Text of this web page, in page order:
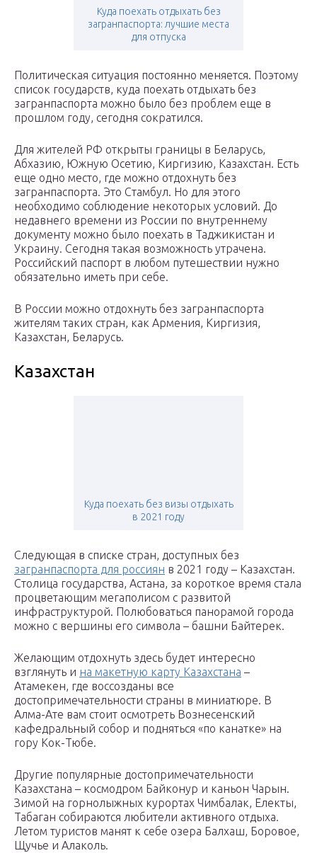
Куда поехать отдыхать без
загранпаспорта: лучшие места
для отпуска
Политическая ситуация постоянно меняется. Поэтому
список государств, куда поехать отдыхать без
загранпаспорта можно было без проблем еще в
прошлом году, сегодня сократился.
Для жителей РФ открыты границы в Беларусь,
Абхазию, Южную Осетию, Киргизию, Казахстан. Есть
еще одно место, где можно отдохнуть без
загранпаспорта. Это Стамбул. Но для этого
необходимо соблюдение некоторых условий. До
недавнего времени из России по внутреннему
документу можно было поехать в Таджикистан и
Украину. Сегодня такая возможность утрачена.
Российский паспорт в любом путешествии нужно
обязательно иметь при себе.
В России можно отдохнуть без загранпаспорта
жителям таких стран, как Армения, Киргизия,
Казахстан, Беларусь.
Казахстан
Куда поехать без визы отдыхать
в 2021 году
Следующая в списке стран, доступных без
загранпаспорта для россиян в 2021 году – Казахстан.
Столица государства, Астана, за короткое время стала
процветающим мегаполисом с развитой
инфраструктурой. Полюбоваться панорамой города
можно с вершины его символа – башни Байтерек.
Желающим отдохнуть здесь будет интересно
взглянуть и на макетную карту Казахстана –
Атамекен, где воссозданы все
достопримечательности страны в миниатюре. В
Алма-Ате вам стоит осмотреть Вознесенский
кафедральный собор и подняться «по канатке» на
гору Кок-Тюбе.
Другие популярные достопримечательности
Казахстана – космодром Байконур и каньон Чарын.
Зимой на горнолыжных курортах Чимбалак, Електы,
Табаган собираются любители активного отдыха.
Летом туристов манят к себе озера Балхаш, Боровое,
Щучье и Алаколь.